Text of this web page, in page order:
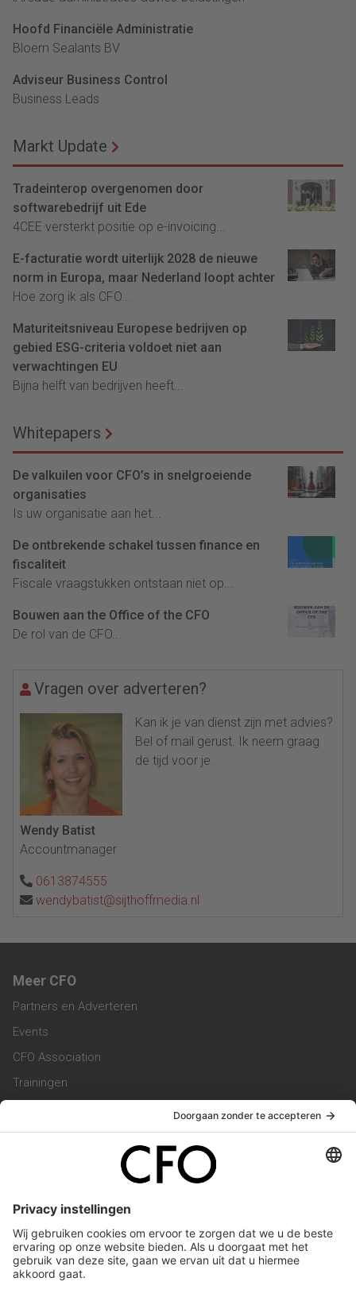
Hoofd Financiële Administratie
Bloem Sealants BV
Adviseur Business Control
Business Leads
Markt Update
Tradeinterop overgenomen door
softwarebedrijf uit Ede
4CEE versterkt positie op e-invoicing...
E-facturatie wordt uiterlijk 2028 de nieuwe
norm in Europa, maar Nederland loopt achter
Hoe zorg ik als CFO...
Maturiteitsniveau Europese bedrijven op
gebied ESG-criteria voldoet niet aan
verwachtingen EU
Bijna helft van bedrijven heeft...
Whitepapers
De valkuilen voor CFO’s in snelgroeiende
organisaties
Is uw organisatie aan het...
De ontbrekende schakel tussen finance en
fiscaliteit
Fiscale vraagstukken ontstaan niet op...
Bouwen aan the Office of the CFO
De rol van de CFO...
Vragen over adverteren?
Kan ik je van dienst zijn met advies?
Bel of mail gerust. Ik neem graag
de tijd voor je.
Wendy Batist
Accountmanager
0613874555
wendybatist@sijthoffmedia.nl
Meer CFO
Partners en Adverteren
Events
CFO Association
Trainingen
Vacatures
Service & Contact
Werken bij ons
Privacy Statement
Algemene Voorwaarden